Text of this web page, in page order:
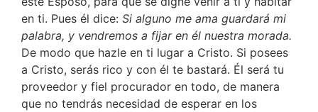
en ti. Pues él dice: Si alguno me ama guardará mi
palabra, y vendremos a fijar en él nuestra morada.
De modo que hazle en ti lugar a Cristo. Si posees
a Cristo, serás rico y con él te bastará. Él será tu
proveedor y fiel procurador en todo, de manera
que no tendrás necesidad de esperar en los